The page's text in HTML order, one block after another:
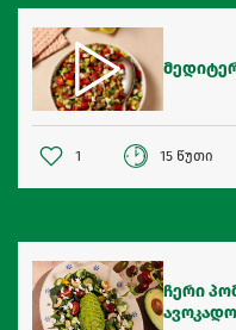
1 15 წუთი
ჩერი